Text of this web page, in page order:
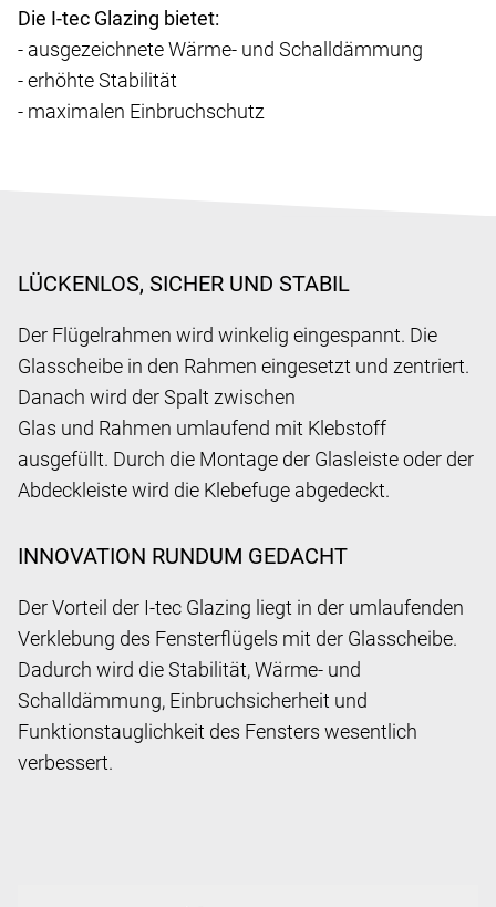
Die I-tec Glazing bietet:
- ausgezeichnete Wärme- und Schalldämmung
- erhöhte Stabilität
- maximalen Einbruchschutz
LÜCKENLOS, SICHER UND STABIL
Der Flügelrahmen wird winkelig eingespannt. Die
Glasscheibe in den Rahmen eingesetzt und zentriert.
Danach wird der Spalt zwischen
Glas und Rahmen umlaufend mit Klebstoff
ausgefüllt. Durch die Montage der Glasleiste oder der
Abdeckleiste wird die Klebefuge abgedeckt.
INNOVATION RUNDUM GEDACHT
Der Vorteil der I-tec Glazing liegt in der umlaufenden
Verklebung des Fensterflügels mit der Glasscheibe.
Dadurch wird die Stabilität, Wärme- und
Schalldämmung, Einbruchsicherheit und
Funktionstauglichkeit des Fensters wesentlich
verbessert.